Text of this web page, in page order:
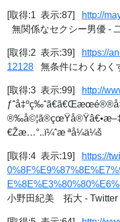
[取得:1 表示:87]
http://
無関係なセクシー男優 -
[取得:2 表示:39]
https://
12128 無条件にわくわく
[取得:3 表示:99] http://
€Žæ…°..ï¼ˆæ ªå¼ä¼š
[取得:4 表示:19]
https://
小野田紀美 拓大 - Twitter